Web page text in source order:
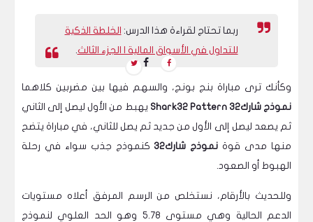
ربما تحتاج لقراءة هذا الدرس: الخلطة الذكية
للتداول في الأسواق المالية | الجزء الثالث.
وكأنك ترى مباراة بنج بونج، والسهم فيها بين مضربين كلاهما
نموذج شارك32 Shark32 Pattern
يهبط من الأول ليصل إلى الثاني
ثم يصعد ليصل إلى الأول من جديد ثم يصل للثاني، في مباراة يتضح
منها مدى قوة نموذج شارك32
كنموذج جذب سواء في رحلة
الهبوط أو الصعود.
وللحديث بالأرقام، نستخلص من الرسم المرفق أعلاه مستويات
الدعم الحالية وهي مستوى 5.78 وهو الحد العلوي لنموذج